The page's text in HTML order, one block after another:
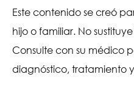
Este contenido se creó
hijo o familiar. No
Consulte con su médico
diagnóstico, tratamiento